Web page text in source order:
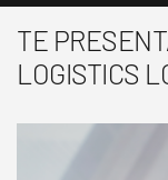
TE
LOGISTICS